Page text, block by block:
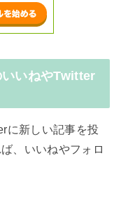
いねやTwitter
に新しい記事を投
、いいねやフォロ